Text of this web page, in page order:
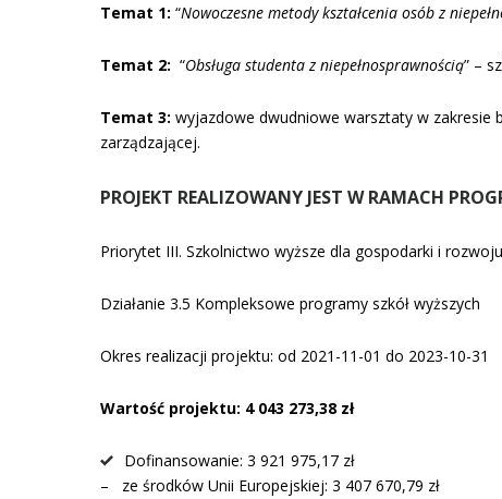
Temat 1: “Nowoczesne metody kształcenia osób z
Temat 2: “Obsługa studenta z niepełnosprawnością” –
Temat 3: wyjazdowe dwudniowe warsztaty w zakresie
zarządzającej.
PROJEKT REALIZOWANY JEST W RAMACH
Priorytet III. Szkolnictwo wyższe dla gospodarki i rozwoju
Działanie 3.5 Kompleksowe programy szkół wyższych
Okres realizacji projektu: od 2021-11-01 do 2023-10-31
Wartość projektu: 4 043 273,38 zł
Dofinansowanie: 3 921 975,17 zł
– ze środków Unii Europejskiej: 3 407 670,79 zł